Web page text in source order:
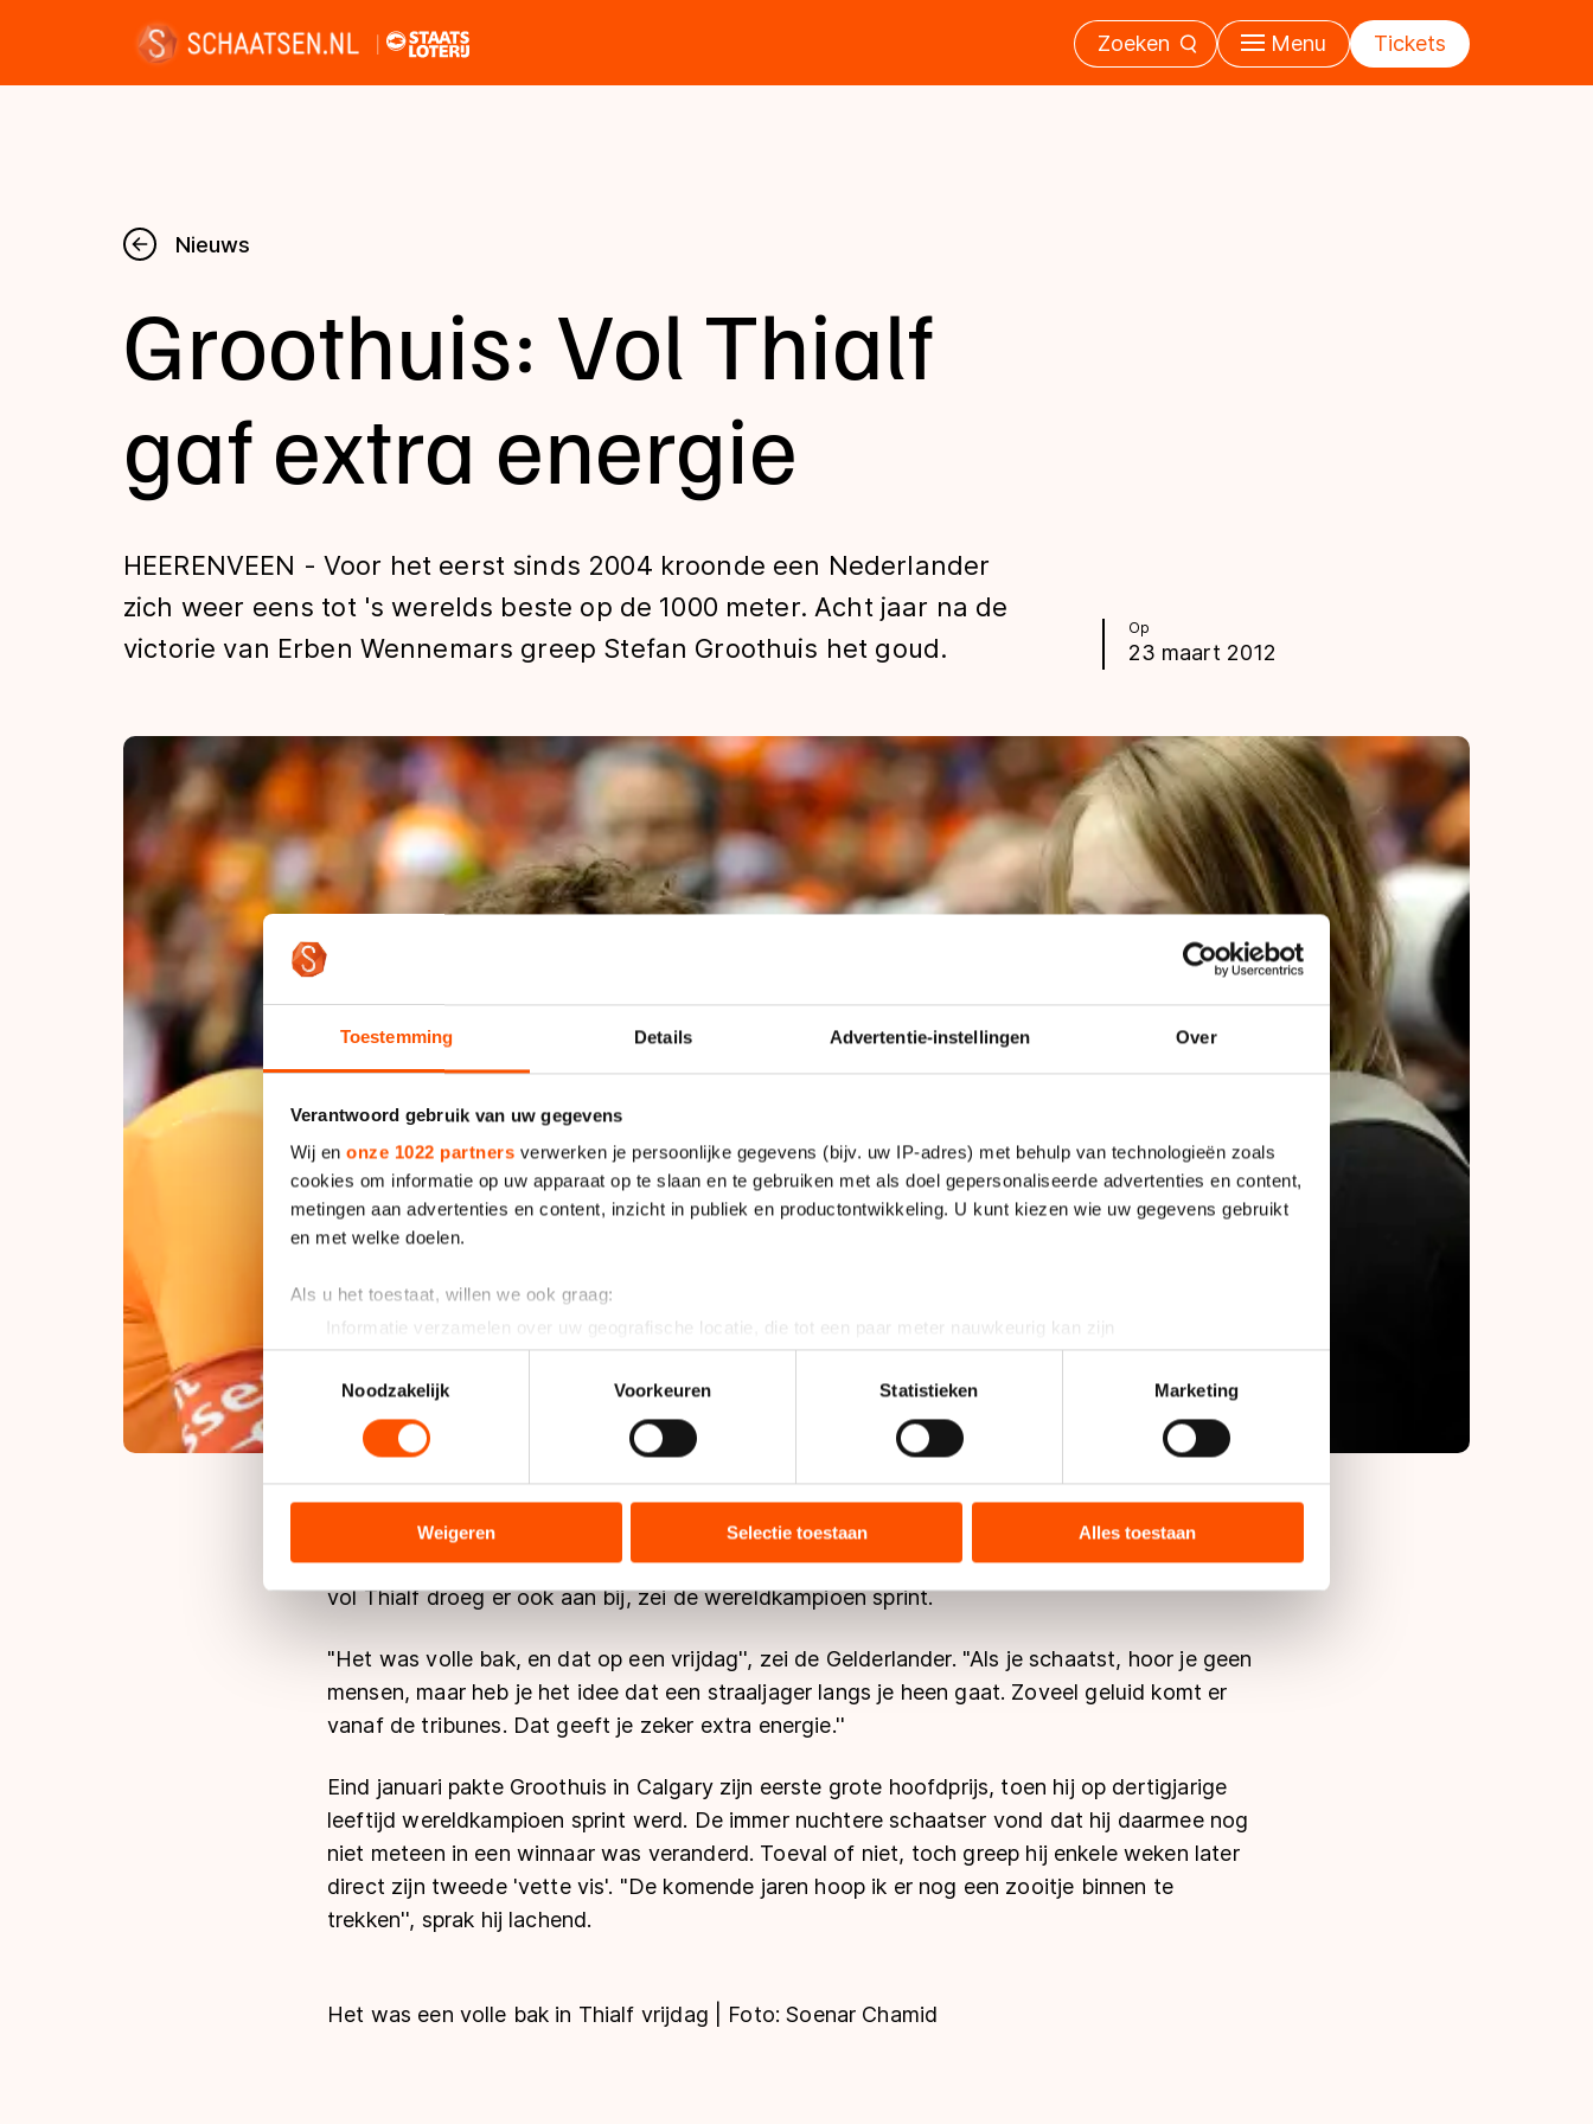
Toestemming Details Advertentie-instellingen Over
Verantwoord gebruik van uw gegevens
Wij en onze 1022 partners verwerken je persoonlijke gegevens (bijv. uw IP-adres) met behulp van technologieën zoals
cookies om informatie op uw apparaat op te slaan en te gebruiken met als doel gepersonaliseerde advertenties en content,
metingen aan advertenties en content, inzicht in publiek en productontwikkeling. U kunt kiezen wie uw gegevens gebruikt
en met welke doelen.
Als u het toestaat, willen we ook graag:
Informatie verzamelen over uw geografische locatie, die tot een paar meter nauwkeurig kan zijn
Uw apparaat identificeren door het actief te scannen op specifieke eigenschappen (fingerprinting)
Lees meer over hoe uw persoonlijke gegevens worden verwerkt en stel uw voorkeuren in het
detailgedeeltein. U kunt uw
toestemming op elk moment wijzigen of intrekken in de Cookieverklaring.
analyseren. We delen informatie over uw gebruik van onze site met onze partners voor social media, advertenties en
analyse. Zij kunnen deze combineren met andere gegevens die u aan hen heeft verstrekt of die zij hebben verzameld via
hun services. Sommige partners kunnen gegevens doorgeven aan landen buiten de EU, zoals de VS, waar mogelijk geen
adequaat beschermingsniveau geldt volgens de GDPR. Door op ‘Toestaan’ te klikken, stemt u in met deze overdracht.
Meer informatie vindt u in ons
cookiebeleid
Toestemmingsselectie
Noodzakelijk
Voorkeuren Statistieken Marketing
Weigeren Selectie toestaan Alles toestaan
Zoeken Menu Tickets
Nieuws
Kalender
Disciplines
Uitslagen
Tijden & historie
De weg op
Schaatsfans
Olympische Spelen
Nieuws
Op
23 maart 2012
Groothuis: Vol Thialf
gaf extra energie
HEERENVEEN - Voor het eerst sinds 2004 kroonde een Nederlander
zich weer eens tot 's werelds beste op de 1000 meter. Acht jaar na de
victorie van Erben Wennemars greep Stefan Groothuis het goud.
Niet alleen zijn uitmuntende eerste volle ronde (25,0) lag aan de basis van het succes. Een
vol Thialf droeg er ook aan bij, zei de wereldkampioen sprint.
"Het was volle bak, en dat op een vrijdag'', zei de Gelderlander. "Als je schaatst, hoor je geen
mensen, maar heb je het idee dat een straaljager langs je heen gaat. Zoveel geluid komt er
vanaf de tribunes. Dat geeft je zeker extra energie.''
Eind januari pakte Groothuis in Calgary zijn eerste grote hoofdprijs, toen hij op dertigjarige
leeftijd wereldkampioen sprint werd. De immer nuchtere schaatser vond dat hij daarmee nog
niet meteen in een winnaar was veranderd. Toeval of niet, toch greep hij enkele weken later
direct zijn tweede 'vette vis'. "De komende jaren hoop ik er nog een zooitje binnen te
trekken'', sprak hij lachend.
Het was een volle bak in Thialf vrijdag | Foto:Soenar Chamid